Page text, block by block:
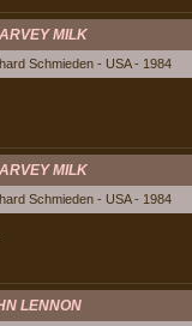
MILK
Schmieden - USA - 1984
MILK
Schmieden - USA - 1984
LENNON